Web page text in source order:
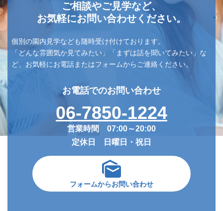
ご相談やご見学など、
お気軽にお問い合わせください。
個別の園内見学なども随時受け付けております。
「どんな雰囲気か見てみたい」「まずは話を聞いてみたい」な
ど、お気軽にお電話またはフォームからご連絡ください。
お電話でのお問い合わせ
06-7850-1224
営業時間 07:00～20:00
定休日 日曜日・祝日
フォームからお問い合わせ